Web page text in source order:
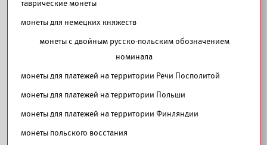
таврические монеты
монеты для немецких княжеств
монеты с двойным русско-польским обозначением
номинала
монеты для платежей на территории Речи Посполитой
монеты для платежей на территории Польши
монеты для платежей на территории Финляндии
монеты польского восстания